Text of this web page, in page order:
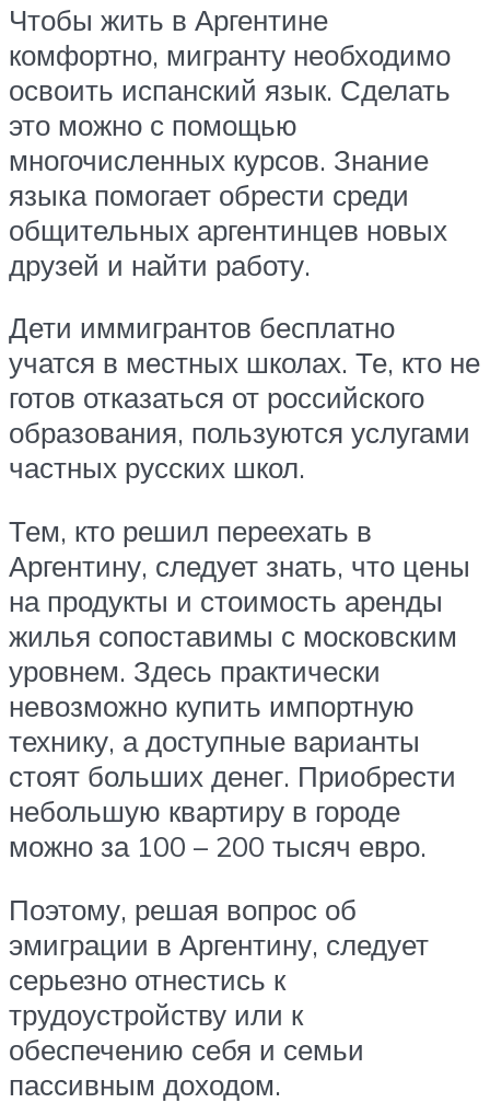
Чтобы жить в Аргентине
комфортно, мигранту необходимо
освоить испанский язык. Сделать
это можно с помощью
многочисленных курсов. Знание
языка помогает обрести среди
общительных аргентинцев новых
друзей и найти работу.
Дети иммигрантов бесплатно
учатся в местных школах. Те, кто не
готов отказаться от российского
образования, пользуются услугами
частных русских школ.
Тем, кто решил переехать в
Аргентину, следует знать, что цены
на продукты и стоимость аренды
жилья сопоставимы с московским
уровнем. Здесь практически
невозможно купить импортную
технику, а доступные варианты
стоят больших денег. Приобрести
небольшую квартиру в городе
можно за 100 – 200 тысяч евро.
Поэтому, решая вопрос об
эмиграции в Аргентину, следует
серьезно отнестись к
трудоустройству или к
обеспечению себя и семьи
пассивным доходом.